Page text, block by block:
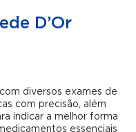
D’Or
diversos exames de
com precisão, além
indicar a melhor forma
essenciais